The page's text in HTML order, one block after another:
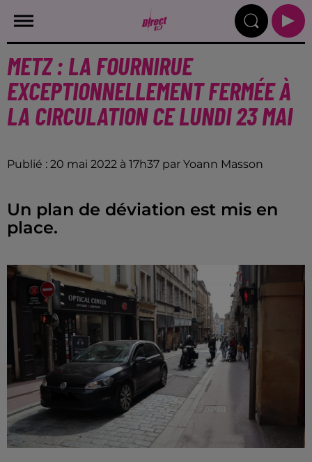
METZ : LA FOURNIRUE
EXCEPTIONNELLEMENT FERMÉE À
LA CIRCULATION CE LUNDI 23 MAI
Publié : 20 mai 2022 à 17h37 par Yoann Masson
Un plan de déviation est mis en
place.